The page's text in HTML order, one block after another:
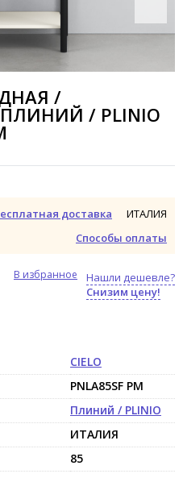
/
/ PLINIO
доставка
Способы оплаты
ИТАЛИЯ
Нашли дешевле?
Снизим цену!
В избранное
CIELO
PNLA85SF PM
Плиний / PLINIO
ИТАЛИЯ
85